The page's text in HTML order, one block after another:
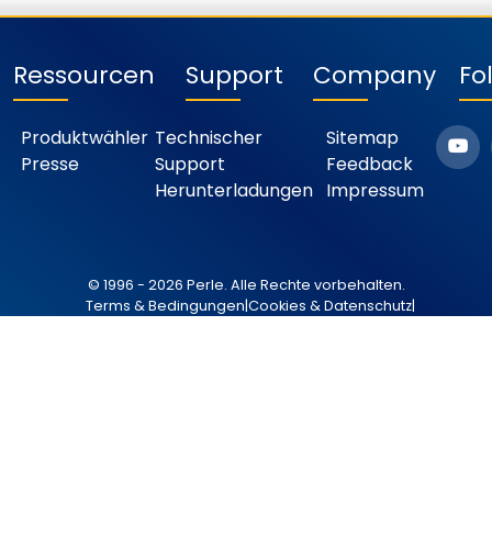
Ressourcen
Produktwähler
Presse
Support
Technischer
Support
Herunterladungen
Company
Sitemap
Feedback
Impressum
© 1996 - 2026 Perle. Alle Rechte vorbehalten.
Terms & Bedingungen|Cookies & Datenschutz|